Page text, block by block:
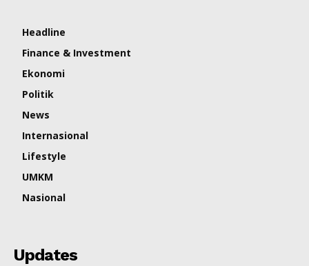
Headline
Finance & Investment
Ekonomi
Politik
News
Internasional
Lifestyle
UMKM
Nasional
Updates